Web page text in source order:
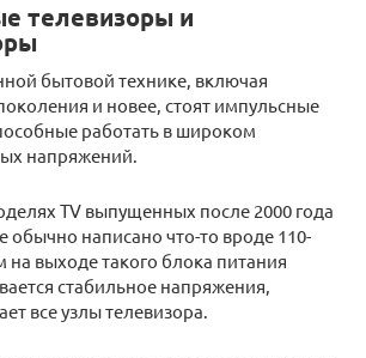
телевизоры и
бытовой технике, включая
и новее, стоят импульсные
работать в широком
напряжений.
TV выпущенных после 2000 года
обычно написано что-то вроде 110-
на выходе такого блока питания
стабильное напряжения,
все узлы телевизора.